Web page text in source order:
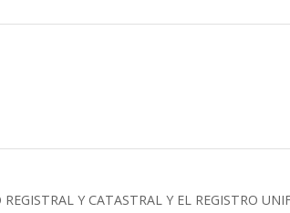
Y CATASTRAL Y EL REGISTRO